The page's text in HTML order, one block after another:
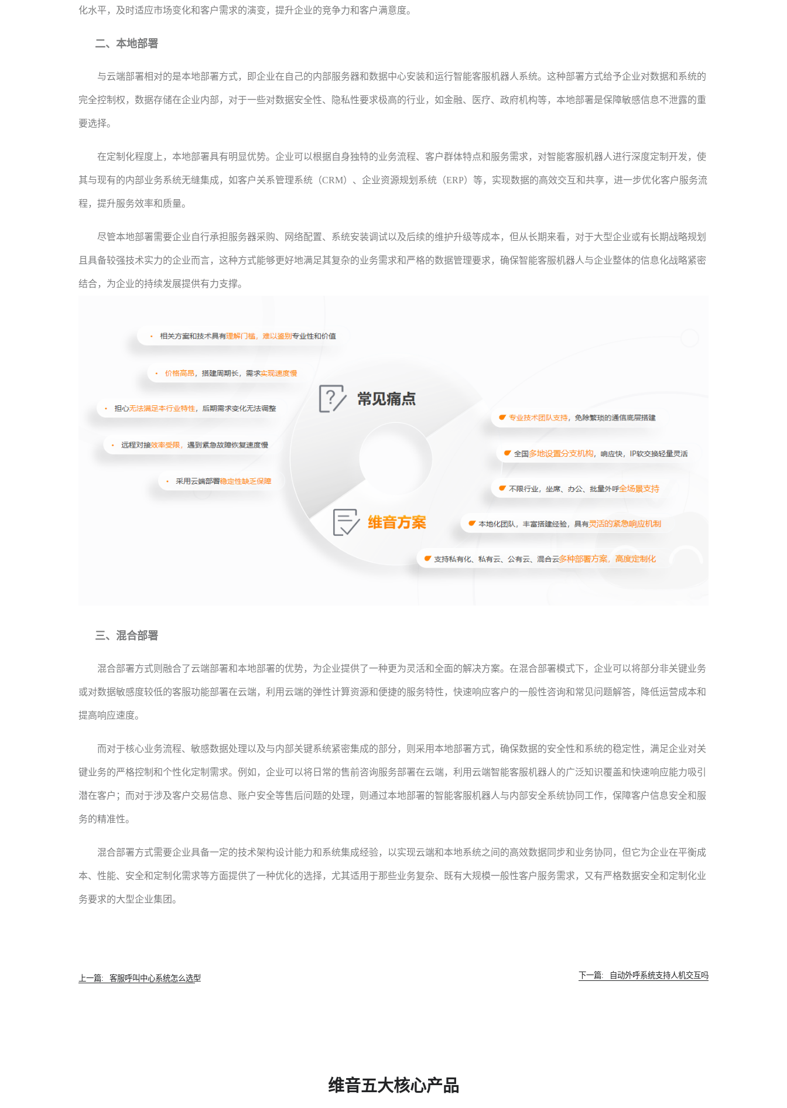
化水平，及时适应市场变化和客户需求的演变，提升企业的竞争力和客户满意度。
二、本地部署
与云端部署相对的是本地部署方式，即企业在自己的内部服务器和数据中心安装和运行智能客服机器人系统。这种部署方式给予企业对数据和系统的
完全控制权，数据存储在企业内部，对于一些对数据安全性、隐私性要求极高的行业，如金融、医疗、政府机构等，本地部署是保障敏感信息不泄露的重
要选择。
在定制化程度上，本地部署具有明显优势。企业可以根据自身独特的业务流程、客户群体特点和服务需求，对智能客服机器人进行深度定制开发，使
其与现有的内部业务系统无缝集成，如客户关系管理系统（CRM）、企业资源规划系统（ERP）等，实现数据的高效交互和共享，进一步优化客户服务流
程，提升服务效率和质量。
尽管本地部署需要企业自行承担服务器采购、网络配置、系统安装调试以及后续的维护升级等成本，但从长期来看，对于大型企业或有长期战略规划
且具备较强技术实力的企业而言，这种方式能够更好地满足其复杂的业务需求和严格的数据管理要求，确保智能客服机器人与企业整体的信息化战略紧密
结合，为企业的持续发展提供有力支撑。
三、混合部署
混合部署方式则融合了云端部署和本地部署的优势，为企业提供了一种更为灵活和全面的解决方案。在混合部署模式下，企业可以将部分非关键业务
或对数据敏感度较低的客服功能部署在云端，利用云端的弹性计算资源和便捷的服务特性，快速响应客户的一般性咨询和常见问题解答，降低运营成本和
提高响应速度。
而对于核心业务流程、敏感数据处理以及与内部关键系统紧密集成的部分，则采用本地部署方式，确保数据的安全性和系统的稳定性，满足企业对关
键业务的严格控制和个性化定制需求。例如，企业可以将日常的售前咨询服务部署在云端，利用云端智能客服机器人的广泛知识覆盖和快速响应能力吸引
潜在客户；而对于涉及客户交易信息、账户安全等售后问题的处理，则通过本地部署的智能客服机器人与内部安全系统协同工作，保障客户信息安全和服
务的精准性。
混合部署方式需要企业具备一定的技术架构设计能力和系统集成经验，以实现云端和本地系统之间的高效数据同步和业务协同，但它为企业在平衡成
本、性能、安全和定制化需求等方面提供了一种优化的选择，尤其适用于那些业务复杂、既有大规模一般性客户服务需求，又有严格数据安全和定制化业
务要求的大型企业集团。
上一篇: 客服呼叫中心系统怎么选型 下一篇: 自动外呼系统支持人机交互吗
维音五大核心产品